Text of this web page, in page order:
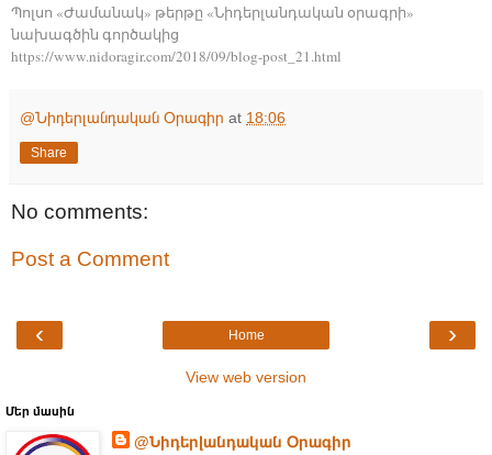
Պոլսո «Ժամանակ» թերթը «Նիդերլանդական օրագրի»
նախագծին գործակից
https://www.nidoragir.com/2018/09/blog-post_21.html
@Նիդերլանդական Օրագիր at 18:06
Share
No comments:
Post a Comment
‹ ›
Home
View web version
Մեր մասին
@Նիդերլանդական Օրագիր